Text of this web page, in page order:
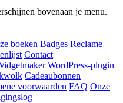
bovenaan je menu.
boeken Badges Reclame
Contact
WordPress-plugin
Cadeaubonnen
voorwaarden FAQ Onze